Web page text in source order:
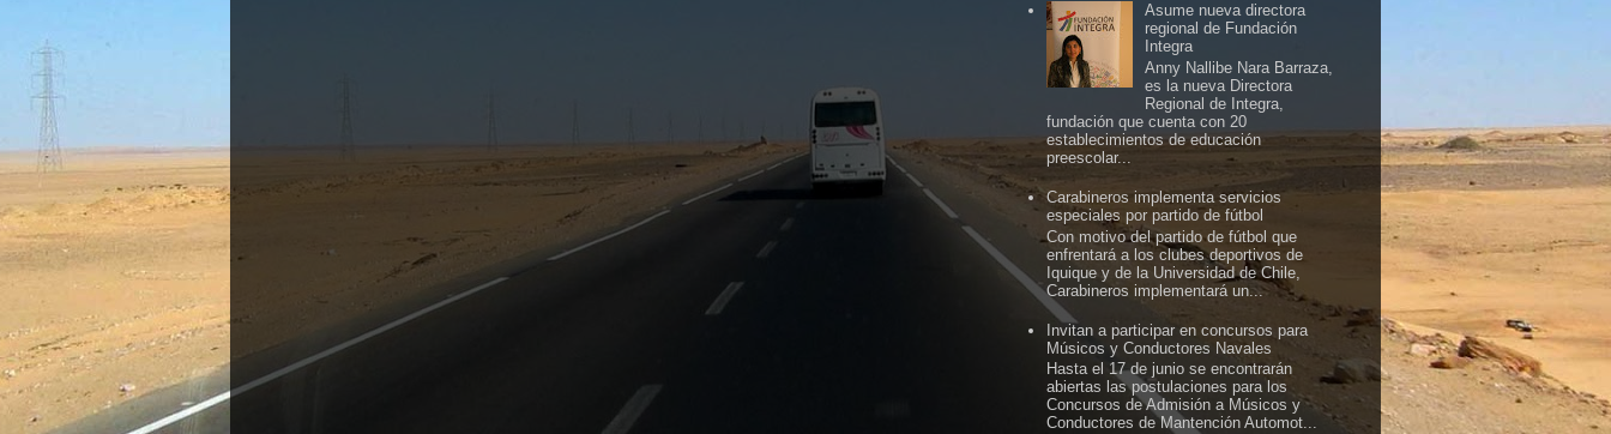
Asume nueva directora
regional de Fundación
Integra
Anny Nallibe Nara Barraza,
es la nueva Directora
Regional de Integra,
fundación que cuenta con 20
establecimientos de educación
preescolar...
Carabineros implementa servicios
especiales por partido de fútbol
Con motivo del partido de fútbol que
enfrentará a los clubes deportivos de
Iquique y de la Universidad de Chile,
Carabineros implementará un...
Invitan a participar en concursos para
Músicos y Conductores Navales
Hasta el 17 de junio se encontrarán
abiertas las postulaciones para los
Concursos de Admisión a Músicos y
Conductores de Mantención Automot...